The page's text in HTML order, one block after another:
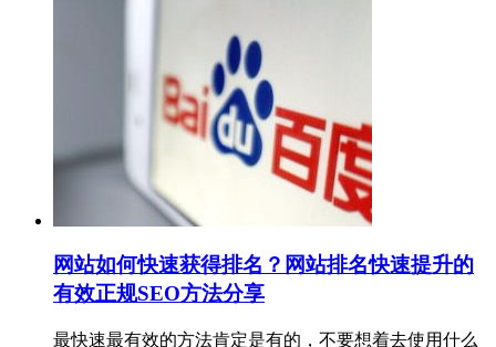
网站如何快速获得排名？网站排名快速提升的
有效正规SEO方法分享
最快速最有效的方法肯定是有的，不要想着去使用什么